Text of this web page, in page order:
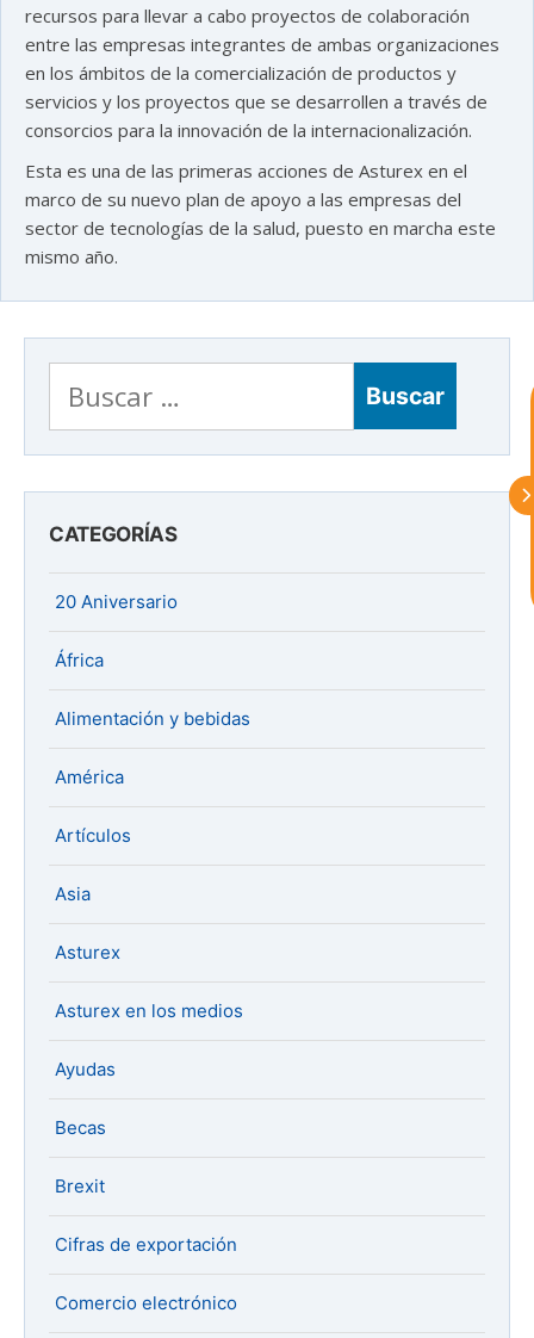
recursos para llevar a cabo proyectos de colaboración
entre las empresas integrantes de ambas organizaciones
en los ámbitos de la comercialización de productos y
servicios y los proyectos que se desarrollen a través de
consorcios para la innovación de la internacionalización.
Esta es una de las primeras acciones de Asturex en el
marco de su nuevo plan de apoyo a las empresas del
sector de tecnologías de la salud, puesto en marcha este
mismo año.
Buscar:
CATEGORÍAS
20 Aniversario
África
Alimentación y bebidas
América
Artículos
Asia
Asturex
Asturex en los medios
Ayudas
Becas
Brexit
Cifras de exportación
Comercio electrónico
astu
¡Hola, soy Astu
ayudarte con la internacionalización de
tu empresa e informarte sobre los
Asturex.
aceptas nuestrapolítica de privacidad